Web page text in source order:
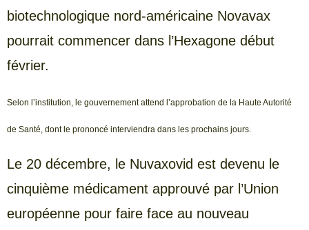
biotechnologique nord-américaine Novavax
pourrait commencer dans l’Hexagone début
février.
Selon l’institution, le gouvernement attend l’approbation de la Haute Autorité
de Santé, dont le prononcé interviendra dans les prochains jours.
Le 20 décembre, le Nuvaxovid est devenu le
cinquième médicament approuvé par l’Union
européenne pour faire face au nouveau